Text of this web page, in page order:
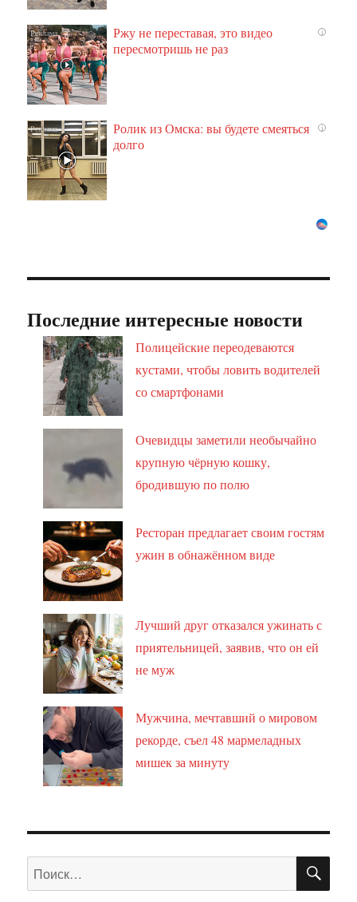
i
Ржу не переставая, это видео
пересмотришь не раз
i
Ролик из Омска: вы будете смеяться
долго
Последние интересные новости
Полицейские переодеваются
кустами, чтобы ловить водителей
со смартфонами
Очевидцы заметили необычайно
крупную чёрную кошку,
бродившую по полю
Ресторан предлагает своим гостям
ужин в обнажённом виде
Лучший друг отказался ужинать с
приятельницей, заявив, что он ей
не муж
Мужчина, мечтавший о мировом
рекорде, съел 48 мармеладных
мишек за минуту
Искать: